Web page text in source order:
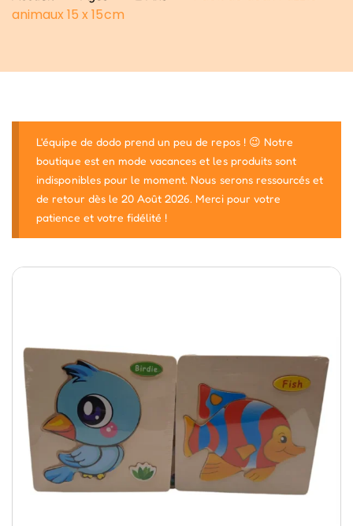
animaux 15 x 15cm
L'équipe de dodo prend un peu de repos ! 😉 Notre
boutique est en mode vacances et les produits sont
indisponibles pour le moment. Nous serons ressourcés et
de retour dès le 20 Août 2026. Merci pour votre
patience et votre fidélité !